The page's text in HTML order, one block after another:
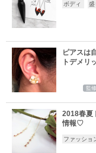
ボディ 盛
ピアスは
トデメリ
監修
2018春夏
情報♡
ファッショ